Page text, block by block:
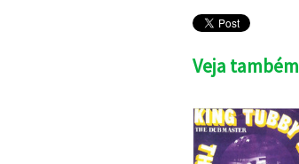
Veja também